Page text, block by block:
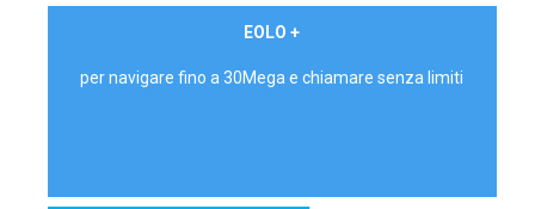
EOLO +
per navigare fino a 30Mega e chiamare senza limiti